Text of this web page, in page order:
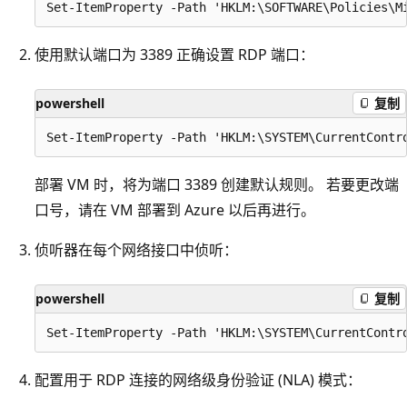
使用默认端口为 3389 正确设置 RDP 端口：
powershell 复制
部署 VM 时，将为端口 3389 创建默认规则。 若要更改端
口号，请在 VM 部署到 Azure 以后再进行。
侦听器在每个网络接口中侦听：
powershell 复制
配置用于 RDP 连接的网络级身份验证 (NLA) 模式：